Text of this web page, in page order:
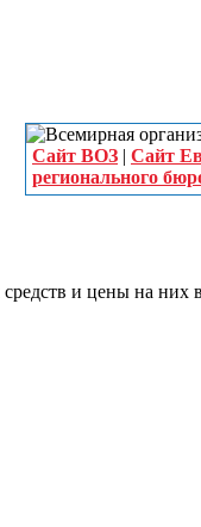
Сайт ВОЗ | Сайт
регионального
и цены на них